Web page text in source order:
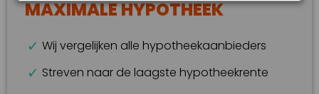
MAXIMALE HYPOTHEEK
Wij vergelijken alle hypotheekaanbieders
Streven naar de laagste hypotheekrente